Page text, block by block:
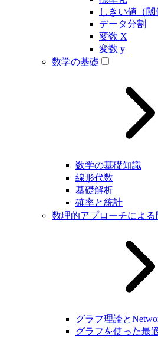
しきい値（閾
データ分割
変数 X
変数 y
数学の基礎
数学の基礎知識
線形代数
基礎解析
確率と統計
数理的アプローチによる
グラフ理論と
グラフを使った最